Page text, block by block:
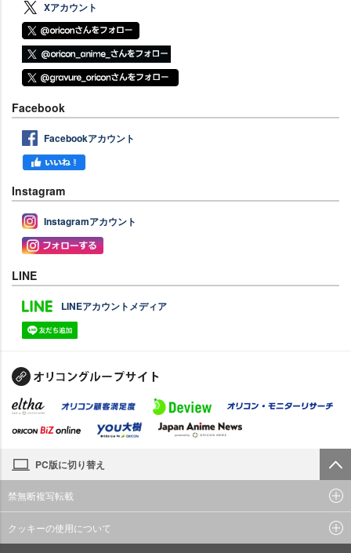
Xアカウント
Facebook
Facebookアカウント
Instagram
Instagramアカウント
LINE
LINEアカウントメディア
PC版に切り替え
禁無断複写転載
クッキーの使用について